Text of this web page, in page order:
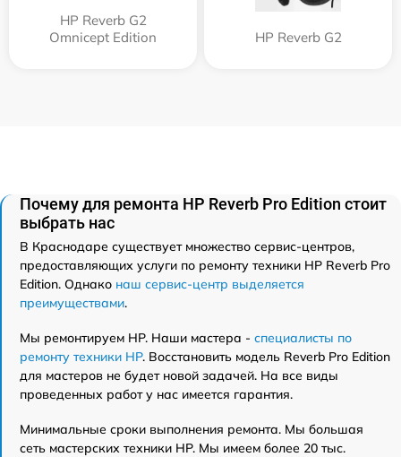
HP Reverb G2
Omnicept Edition
HP Reverb G2
Почему для ремонта HP Reverb Pro Edition стоит
выбрать нас
В Краснодаре существует множество сервис-центров,
предоставляющих услуги по ремонту техники HP Reverb Pro
Edition. Однако наш сервис-центр выделяется
преимуществами.
Мы ремонтируем HP. Наши мастера - специалисты по
ремонту техники HP. Восстановить модель Reverb Pro Edition
для мастеров не будет новой задачей. На все виды
проведенных работ у нас имеется гарантия.
Минимальные сроки выполнения ремонта. Мы большая
сеть мастерских техники HP. Мы имеем более 20 тыс.